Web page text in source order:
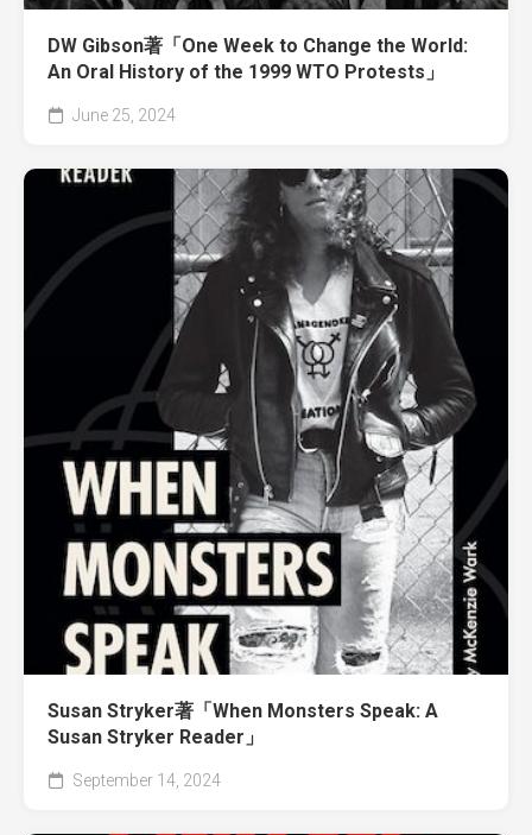
DW Gibson著「One Week to Change the World:
An Oral History of the 1999 WTO Protests」
June 25, 2024
Susan Stryker著「When Monsters Speak: A
Susan Stryker Reader」
September 14, 2024